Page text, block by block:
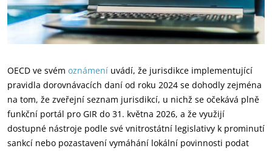
OECD ve svém oznámení uvádí, že jurisdikce implementující
pravidla dorovnávacích daní od roku 2024 se dohodly zejména
na tom, že zveřejní seznam jurisdikcí, u nichž se očekává plně
funkční portál pro GIR do 31. května 2026, a že využijí
dostupné nástroje podle své vnitrostátní legislativy k prominutí
sankcí nebo pozastavení vymáhání lokální povinnosti podat